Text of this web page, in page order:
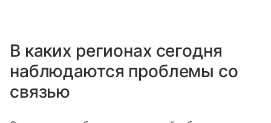
В каких регионах сегодня
наблюдаются проблемы со
связью